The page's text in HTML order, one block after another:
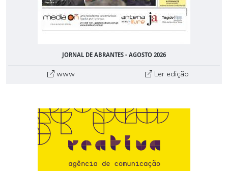
JORNAL DE ABRANTES - AGOSTO 2026
www Ler edição